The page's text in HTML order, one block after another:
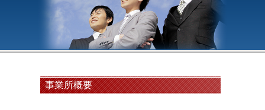
事業所概要